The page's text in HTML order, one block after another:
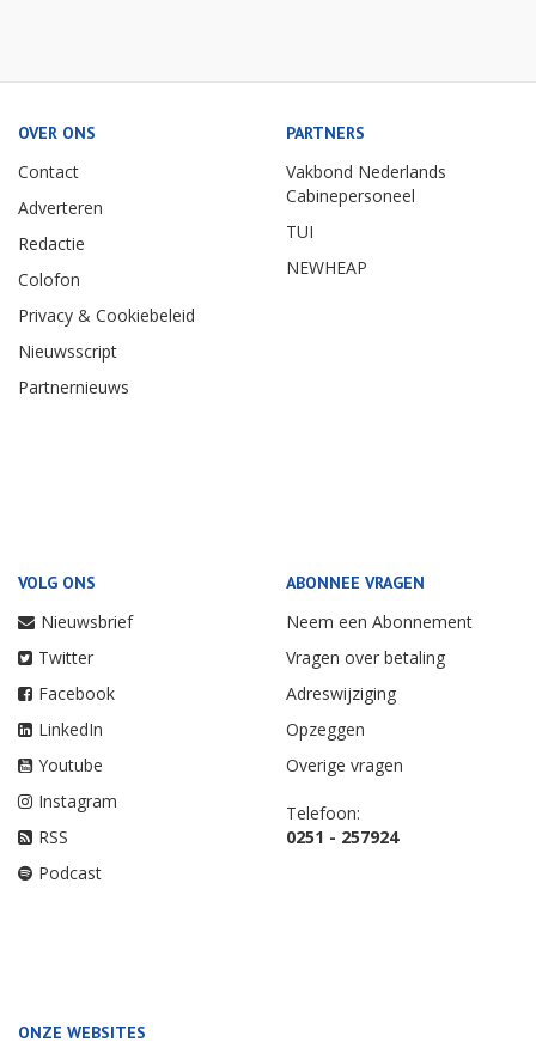
OVER ONS
Contact
Adverteren
Redactie
Colofon
Privacy & Cookiebeleid
Nieuwsscript
Partnernieuws
PARTNERS
Vakbond Nederlands
Cabinepersoneel
TUI
NEWHEAP
VOLG ONS
Nieuwsbrief
Twitter
Facebook
LinkedIn
Youtube
Instagram
RSS
Podcast
ABONNEE VRAGEN
Neem een Abonnement
Vragen over betaling
Adreswijziging
Opzeggen
Overige vragen
Telefoon:
0251 - 257924
ONZE WEBSITES